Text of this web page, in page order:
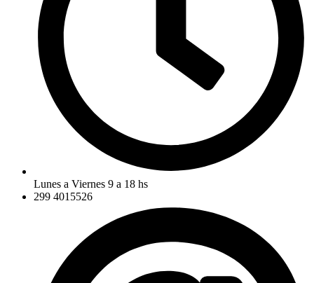
Lunes a Viernes 9 a 18 hs
299 4015526